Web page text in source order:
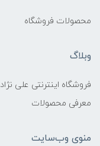
محصولات فروشگاه
وبلاگ
فروشگاه اینترنتی علی نژاد
معرفی محصولات
منوی وب‌سایت